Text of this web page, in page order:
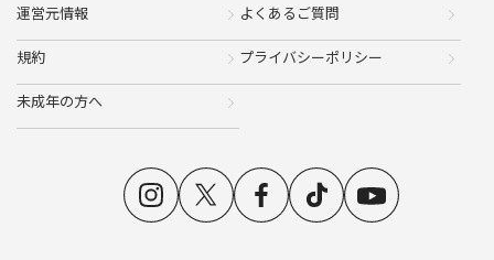
運営元情報 よくあるご質問
規約 プライバシーポリシー
未成年の方へ